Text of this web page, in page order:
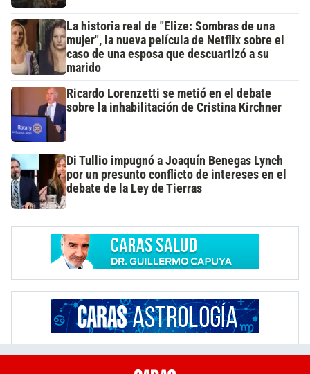
La historia real de "Elize: Sombras de una
mujer", la nueva película de Netflix sobre el
caso de una esposa que descuartizó a su
marido
Ricardo Lorenzetti se metió en el debate
sobre la inhabilitación de Cristina Kirchner
Di Tullio impugnó a Joaquín Benegas Lynch
por un presunto conflicto de intereses en el
debate de la Ley de Tierras